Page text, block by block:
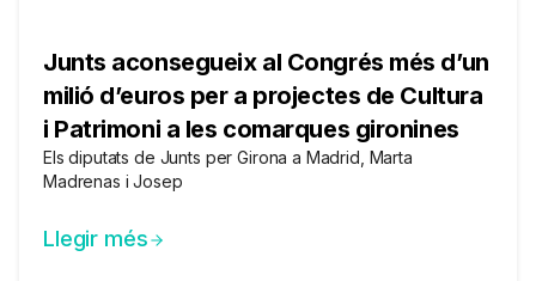
Junts aconsegueix al Congrés més d’un
milió d’euros per a projectes de Cultura
i Patrimoni a les comarques gironines
Els diputats de Junts per Girona a Madrid, Marta
Madrenas i Josep
Llegir més